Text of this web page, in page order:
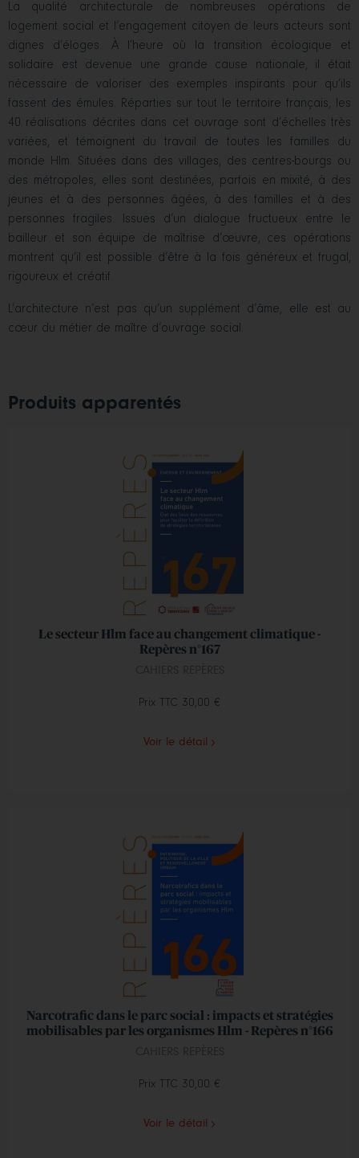
La qualité architecturale de nombreuses opérations de
logement social et l’engagement citoyen de leurs acteurs sont
dignes d’éloges. À l’heure où la transition écologique et
solidaire est devenue une grande cause nationale, il était
nécessaire de valoriser des exemples inspirants pour qu’ils
fassent des émules. Réparties sur tout le territoire français, les
40 réalisations décrites dans cet ouvrage sont d’échelles très
variées, et témoignent du travail de toutes les familles du
monde Hlm. Situées dans des villages, des centres-bourgs ou
des métropoles, elles sont destinées, parfois en mixité, à des
jeunes et à des personnes âgées, à des familles et à des
personnes fragiles. Issues d’un dialogue fructueux entre le
bailleur et son équipe de maîtrise d’œuvre, ces opérations
montrent qu’il est possible d’être à la fois généreux et frugal,
rigoureux et créatif.
L’architecture n’est pas qu’un supplément d’âme, elle est au
cœur du métier de maître d’ouvrage social.
Produits apparentés
Le secteur Hlm face au changement climatique -
Repères n°167
Prix TTC 30,00 €
Voir le détail
Narcotrafic dans le parc social : impacts et stratégies
mobilisables par les organismes Hlm - Repères n°166
Prix TTC 30,00 €
Voir le détail